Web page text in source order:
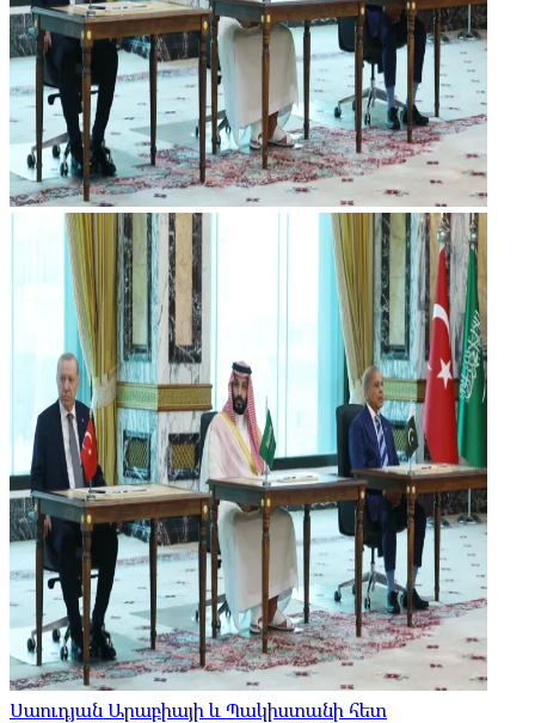
Սաուդյան Արաբիայի և Պակիստանի հետ